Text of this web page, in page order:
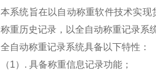
本系统旨在以自动称重软件技术实
称重历史记录，以全自动称重记录系
全自动称重记录系统具备以下特性：
（1）. 具备称重信息记录功能；